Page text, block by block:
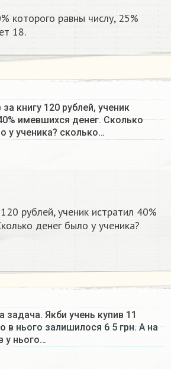
которого равны числу, 25%
18.
за книгу 120 рублей, ученик
имевшихся денег. Сколько
у ученика? сколько…
рублей, ученик истратил 40%
денег было у ученика?
задача. Якби учень купив 11
в нього залишилося 6 5 грн. А на
у нього…